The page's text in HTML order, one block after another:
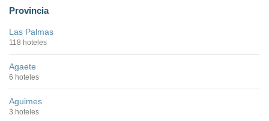
Provincia
Las Palmas
118 hoteles
Agaete
6 hoteles
Aguimes
3 hoteles